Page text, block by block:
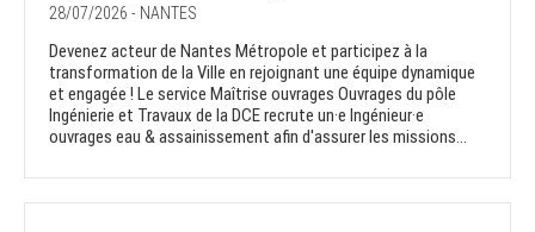
28/07/2026 - NANTES
Devenez acteur de Nantes Métropole et participez à la
transformation de la Ville en rejoignant une équipe dynamique
et engagée ! Le service Maîtrise ouvrages Ouvrages du pôle
Ingénierie et Travaux de la DCE recrute un·e Ingénieur·e
ouvrages eau & assainissement afin d'assurer les missions...